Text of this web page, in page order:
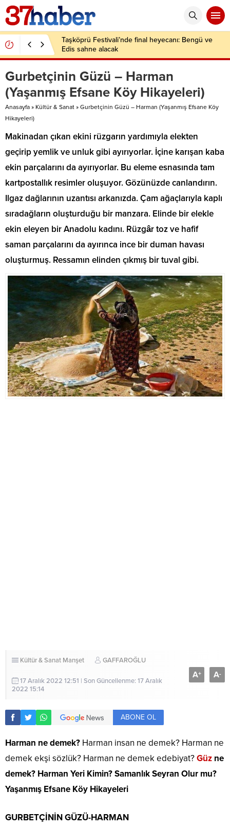
Taşköprü Festivali’nde final heyecanı: Bengü ve
Edis sahne alacak
Gurbetçinin Güzü – Harman
(Yaşanmış Efsane Köy Hikayeleri)
Anasayfa » Kültür & Sanat » Gurbetçinin Güzü – Harman (Yaşanmış Efsane Köy
Hikayeleri)
Makinadan çıkan ekini rüzgarın yardımıyla elekten
geçirip yemlik ve unluk gibi ayırıyorlar. İçine karışan kaba
ekin parçalarını da ayırıyorlar. Bu eleme esnasında tam
kartpostallık resimler oluşuyor. Gözünüzde canlandırın.
Ilgaz dağlarının uzantısı arkanızda. Çam ağaçlarıyla kaplı
sıradağların oluşturduğu bir manzara. Elinde bir elekle
ekin eleyen bir Anadolu kadını. Rüzgâr toz ve hafif
saman parçalarını da ayırınca ince bir duman havası
oluşturmuş. Ressamın elinden çıkmış bir tuval gibi.
Kültür & Sanat Manşet GAFFAROĞLU
17 Aralık 2022 12:51 | Son Güncellenme: 17 Aralık
2022 15:14
A+ A-
ABONE OL
Harman ne demek? Harman insan ne demek? Harman ne
demek ekşi sözlük? Harman ne demek edebiyat?Güz ne
demek? Harman Yeri Kimin? Samanlık Seyran Olur mu?
Yaşanmış Efsane Köy Hikayeleri
GURBETÇİNİN GÜZÜ-HARMAN